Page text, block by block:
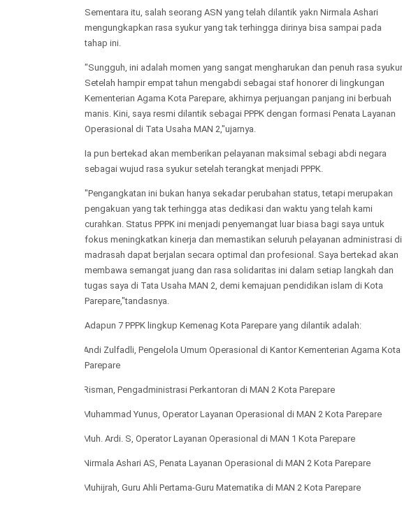
Sementara itu, salah seorang ASN yang telah dilantik yakn Nirmala Ashari
mengungkapkan rasa syukur yang tak terhingga dirinya bisa sampai pada
tahap ini.
"Sungguh, ini adalah momen yang sangat mengharukan dan penuh rasa
Setelah hampir empat tahun mengabdi sebagai staf honorer di lingkungan
Kementerian Agama Kota Parepare, akhirnya perjuangan panjang ini berbuah
manis. Kini, saya resmi dilantik sebagai PPPK dengan formasi Penata Layanan
Operasional di Tata Usaha MAN 2,"ujarnya.
Ia pun bertekad akan memberikan pelayanan maksimal sebagi abdi negara
sebagai wujud rasa syukur setelah terangkat menjadi PPPK.
​"Pengangkatan ini bukan hanya sekadar perubahan status, tetapi merupakan
pengakuan yang tak terhingga atas dedikasi dan waktu yang telah kami
curahkan. Status PPPK ini menjadi penyemangat luar biasa bagi saya untuk
fokus meningkatkan kinerja dan memastikan seluruh pelayanan administrasi di
madrasah dapat berjalan secara optimal dan profesional. Saya bertekad akan
membawa semangat juang dan rasa solidaritas ini dalam setiap langkah dan
tugas saya di Tata Usaha MAN 2, demi kemajuan pendidikan islam di Kota
Parepare,"tandasnya.
Adapun 7 PPPK lingkup Kemenag Kota Parepare yang dilantik adalah:
Andi Zulfadli, Pengelola Umum Operasional di Kantor Kementerian Agama Kota
Parepare
Risman, Pengadministrasi Perkantoran di MAN 2 Kota Parepare
Muhammad Yunus, Operator Layanan Operasional di MAN 2 Kota Parepare
Muh. Ardi. S, Operator Layanan Operasional di MAN 1 Kota Parepare
Nirmala Ashari AS, Penata Layanan Operasional di MAN 2 Kota Parepare
Muhijrah, Guru Ahli Pertama-Guru Matematika di MAN 2 Kota Parepare